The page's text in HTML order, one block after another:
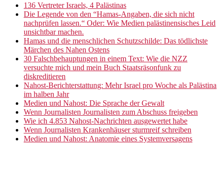
136 Vertreter Israels, 4 Palästinas
Die Legende von den “Hamas-Angaben, die sich nicht
nachprüfen lassen.“ Oder: Wie Medien palästinensisches Leid
unsichtbar machen.
Hamas und die menschlichen Schutzschilde: Das tödlichste
Märchen des Nahen Ostens
30 Falschbehauptungen in einem Text: Wie die NZZ
versuchte mich und mein Buch Staatsräsonfunk zu
diskreditieren
Nahost-Berichterstattung: Mehr Israel pro Woche als Palästina
im halben Jahr
Medien und Nahost: Die Sprache der Gewalt
Wenn Journalisten Journalisten zum Abschuss freigeben
Wie ich 4.853 Nahost-Nachrichten ausgewertet habe
Wenn Journalisten Krankenhäuser sturmreif schreiben
Medien und Nahost: Anatomie eines Systemversagens